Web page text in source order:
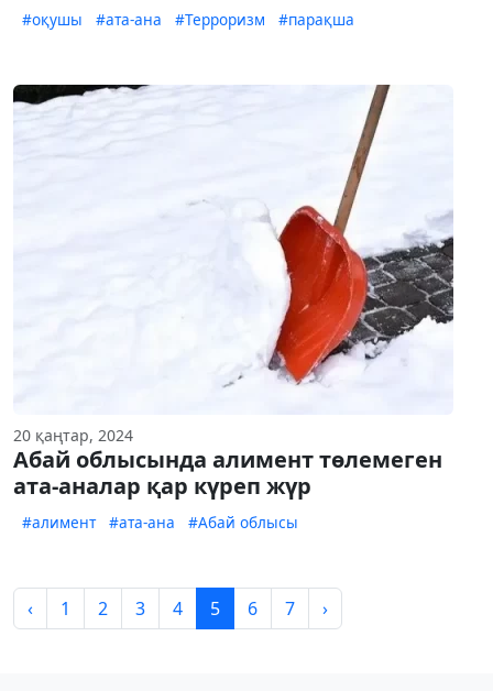
#оқушы #ата-ана #Терроризм #парақша
20 қаңтар, 2024
Абай облысында алимент төлемеген
ата-аналар қар күреп жүр
#алимент #ата-ана #Абай облысы
‹ 1 2 3 4 5 6 7 ›